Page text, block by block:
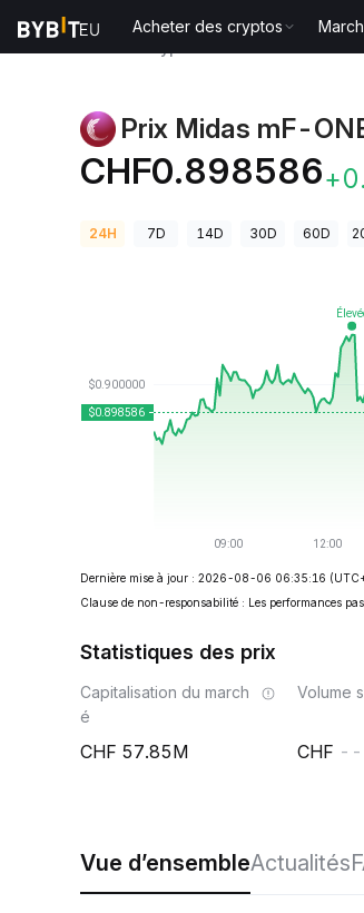
Acheter des cryptos
Prix Midas mF-
CHF0.898586
24H 7D 14D 30D 60D
Dernière mise à jour : 2026-08-06 06:35:16
Clause de non-responsabilité : Les performances
Statistiques des prix
Capitalisation du march
é
57.85M
Volume
--
Vue d’ensembleActualités